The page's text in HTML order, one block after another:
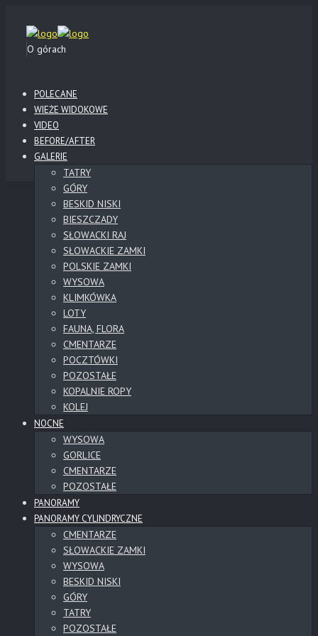
O górach
POLECANE
WIEŻE WIDOKOWE
VIDEO
BEFORE/AFTER
GALERIE
TATRY
GÓRY
BESKID NISKI
BIESZCZADY
SŁOWACKI RAJ
SŁOWACKIE ZAMKI
POLSKIE ZAMKI
WYSOWA
KLIMKÓWKA
LOTY
FAUNA, FLORA
CMENTARZE
POCZTÓWKI
POZOSTAŁE
KOPALNIE ROPY
KOLEJ
NOCNE
WYSOWA
GORLICE
CMENTARZE
POZOSTAŁE
PANORAMY
PANORAMY CYLINDRYCZNE
CMENTARZE
SŁOWACKIE ZAMKI
WYSOWA
BESKID NISKI
GÓRY
TATRY
POZOSTAŁE